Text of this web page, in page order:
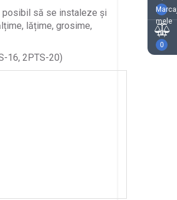
mele
(0)
0
posibil să se instaleze și
lățime, grosime,
16, 2PTS-20)